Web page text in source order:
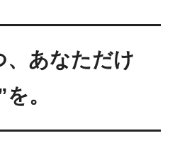
、あなただけ
。